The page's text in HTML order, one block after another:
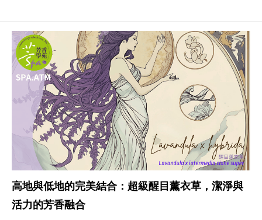
高地與低地的完美結合：超級醒目薰衣草，潔淨與
活力的芳香融合